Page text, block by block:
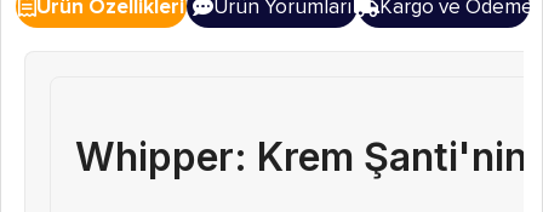
Ürün Özellikleri Ürün Yorumları Kargo ve Ödeme
Whipper: Krem Şanti'nin